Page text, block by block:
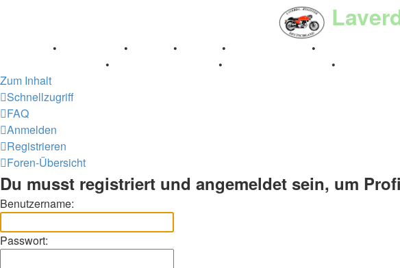
• • • • •
• •
•
Zum Inhalt
Schnellzugriff
FAQ
Anmelden
Registrieren
Foren-Übersicht
Du musst registriert und angemeldet sein, um
Benutzername:
Passwort: